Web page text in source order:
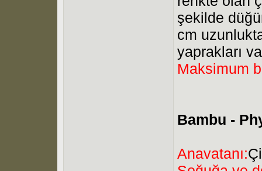
şekilde
cm
yaprakları
Maksimum
Bambu -
Anavatanı: